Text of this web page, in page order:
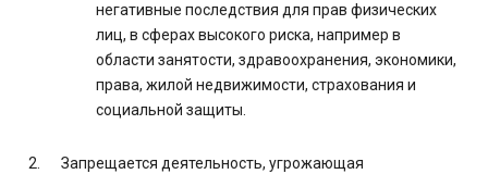
негативные последствия для прав физических
лиц, в сферах высокого риска, например в
области занятости, здравоохранения, экономики,
права, жилой недвижимости, страхования и
социальной защиты.
Запрещается деятельность, угрожающая